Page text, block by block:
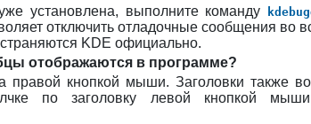
установлена, выполните команду
отключить отладочные сообщения во
KDE официально.
отображаются в программе?
правой кнопкой мыши. Заголовки также
по заголовку левой кнопкой